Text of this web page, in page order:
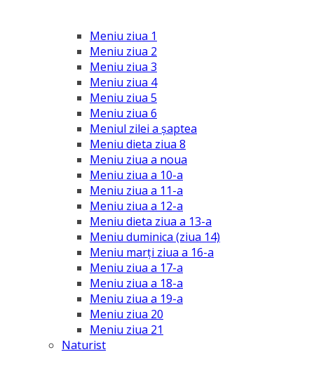
Meniu ziua 1
Meniu ziua 2
Meniu ziua 3
Meniu ziua 4
Meniu ziua 5
Meniu ziua 6
Meniul zilei a șaptea
Meniu dieta ziua 8
Meniu ziua a noua
Meniu ziua a 10-a
Meniu ziua a 11-a
Meniu ziua a 12-a
Meniu dieta ziua a 13-a
Meniu duminica (ziua 14)
Meniu marți ziua a 16-a
Meniu ziua a 17-a
Meniu ziua a 18-a
Meniu ziua a 19-a
Meniu ziua 20
Meniu ziua 21
Naturist